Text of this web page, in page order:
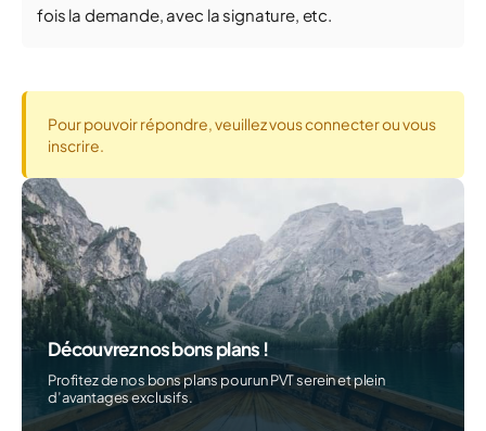
fois la demande, avec la signature, etc.
Pour pouvoir répondre, veuillez vous connecter ou vous
inscrire.
Découvrez nos bons plans !
Profitez de nos bons plans pour un PVT serein et plein
d’avantages exclusifs.